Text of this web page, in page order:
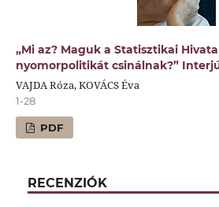
„Mi az? Maguk a Statisztikai
nyomorpolitikát csinálnak?”
VAJDA Róza, KOVÁCS Éva
1-28
PDF
RECENZIÓK